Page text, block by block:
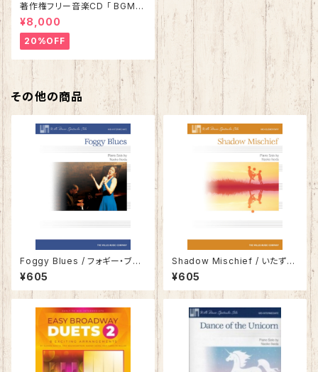
著作権フリー音楽CD 「 BGMア
ラカルト Vol.1 」
¥8,000
20%OFF
その他の商品
Foggy Blues / フォギー・ブル
ース
¥605
Shadow Mischief / いたずら
影法師
¥605